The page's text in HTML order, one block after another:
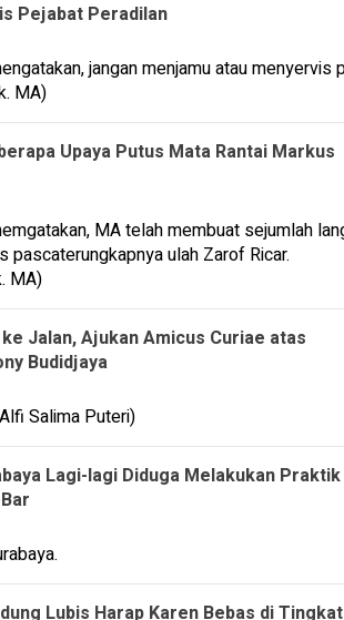
Pejabat Peradilan
Upaya Putus Mata Rantai Markus
Jalan, Ajukan Amicus Curiae atas
Budidjaya
Lagi-lagi Diduga Melakukan Praktik
Lubis Harap Karen Bebas di Tingkat